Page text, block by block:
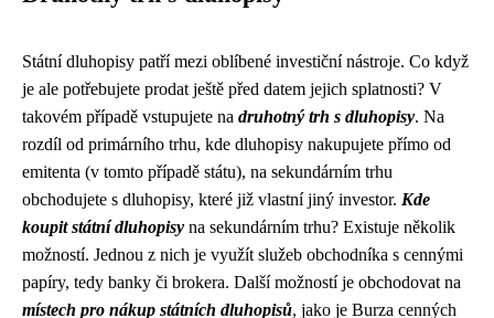
Státní dluhopisy patří mezi oblíbené investiční nástroje. Co když
je ale potřebujete prodat ještě před datem jejich splatnosti? V
takovém případě vstupujete na druhotný trh s dluhopisy. Na
rozdíl od primárního trhu, kde dluhopisy nakupujete přímo od
emitenta (v tomto případě státu), na sekundárním trhu
obchodujete s dluhopisy, které již vlastní jiný investor. Kde
koupit státní dluhopisy na sekundárním trhu? Existuje několik
možností. Jednou z nich je využít služeb obchodníka s cennými
papíry, tedy banky či brokera. Další možností je obchodovat na
místech pro nákup státních dluhopisů, jako je Burza cenných